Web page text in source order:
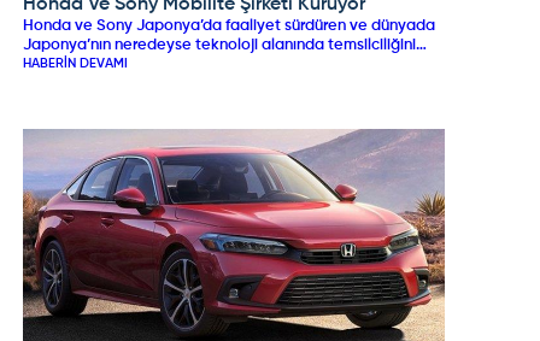
HONDA
Honda Ve Sony Mobilite Şirketi Kuruyor
Honda ve Sony Japonya’da faaliyet sürdüren ve dünyada
Japonya’nın neredeyse teknoloji alanında temsilciliğini
yapan iki şirkettir. Bu şirketler sahip oldukları imkanı bir
HABERIN DEVAMI